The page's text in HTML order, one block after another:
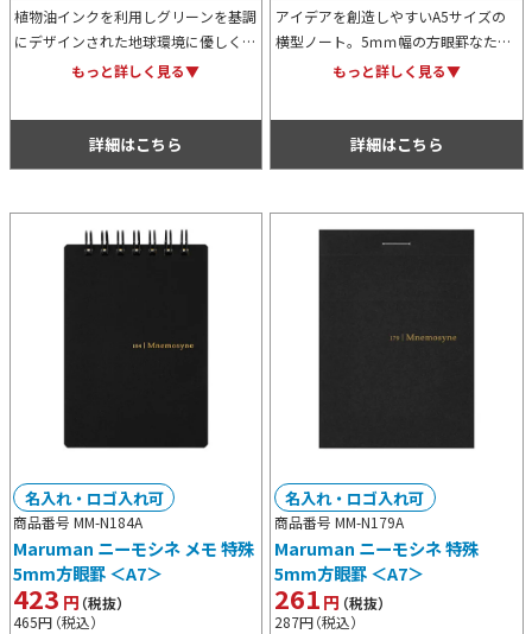
植物油インクを利用しグリーンを基調
にデザインされた地球環境に優しく癒
やされるカレンダーです。ミシン目入
のもしやすい仕様がGOOD！
もっと詳しく見る▼
詳細はこちら
アイデアを創造しやすいA5サイズの
横型ノート。5ｍｍ幅の方眼罫なた
め、文字を書くのもイラストや図形を
しやすいミシン目入りも高ポイント！
もっと詳しく見る▼
詳細はこちら
商品番号 MM-N184A
Maruman ニーモシネ メモ 特殊
5mm方眼罫 ＜A7＞
423 円（税抜）
465円（税込）
名入れ・ロゴ入れ可
商品番号 MM-N179A
Maruman ニーモシネ 特殊
5mm方眼罫 ＜A7＞
261円（税抜）
287円（税込）
名入れ・ロゴ入れ可